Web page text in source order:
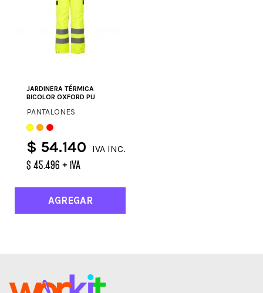
JARDINERA TÉRMICA
BICOLOR OXFORD PU
PANTALONES
$ 54.140 IVA INC.
$ 45.496 + IVA
AGREGAR